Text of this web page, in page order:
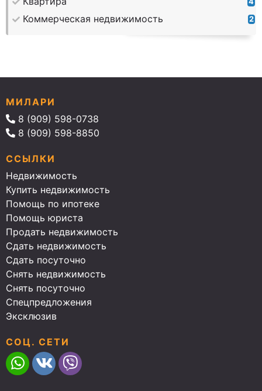
Коммерческая недвижимость 2
МИЛАРИ
8 (909) 598-0738
8 (909) 598-8850
ССЫЛКИ
Недвижимость
Купить недвижимость
Помощь по ипотеке
Помощь юриста
Продать недвижимость
Сдать недвижимость
Сдать посуточно
Снять недвижимость
Снять посуточно
Спецпредложения
Эксклюзив
СОЦ. СЕТИ